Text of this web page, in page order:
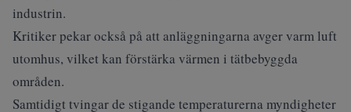
industrin.
Kritiker pekar också på att anläggningarna avger varm luft
utomhus, vilket kan förstärka värmen i tätbebyggda
områden.
Samtidigt tvingar de stigande temperaturerna myndigheter